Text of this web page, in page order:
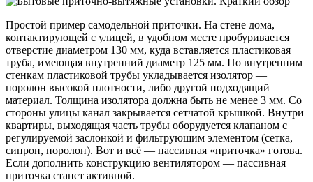
Простой пример самодельной приточки. На стене дома,
контактирующей с улицей, в удобном месте пробуривается
отверстие диаметром 130 мм, куда вставляется пластиковая
труба, имеющая внутренний диаметр 125 мм. По внутренним
стенкам пластиковой трубы укладывается изолятор —
поролон высокой плотности, либо другой подходящий
материал. Толщина изолятора должна быть не менее 3 мм. Со
стороны улицы канал закрывается сетчатой крышкой. Внутри
квартиры, выходящая часть трубы оборудуется клапаном с
регулируемой заслонкой и фильтрующим элементом (сетка,
сипрон, поролон). Вот и всё — пассивная «приточка» готова.
Если дополнить конструкцию вентилятором — пассивная
приточка станет активной.